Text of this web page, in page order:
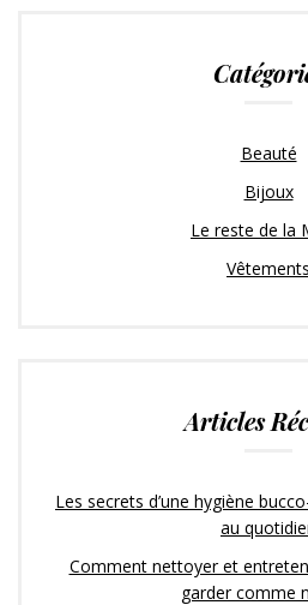
Beauté
Bijoux
Le reste de la
Vêtements
Articles
Les secrets d’une hygiène
au
Comment nettoyer et
garder comme